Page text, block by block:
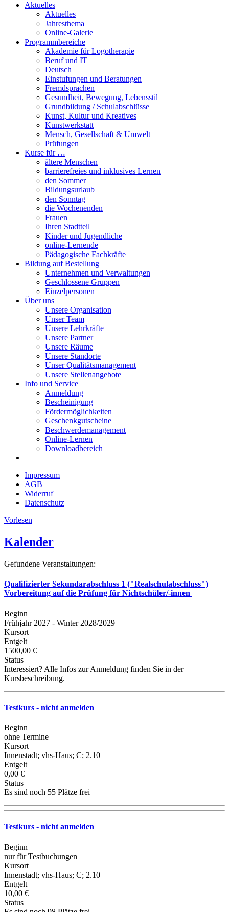
Aktuelles
Aktuelles
Jahresthema
Online-Galerie
Programmbereiche
Akademie für Logotherapie
Beruf und IT
Deutsch
Einstufungen und Beratungen
Fremdsprachen
Gesundheit, Bewegung, Lebensstil
Grundbildung / Schulabschlüsse
Kunst, Kultur und Kreatives
Kunstwerkstatt
Mensch, Gesellschaft & Umwelt
Prüfungen
Kurse für …
ältere Menschen
barrierefreies und inklusives Lernen
den Sommer
Bildungsurlaub
den Sonntag
die Wochenenden
Frauen
Ihren Stadtteil
Kinder und Jugendliche
online-Lernende
Pädagogische Fachkräfte
Bildung auf Bestellung
Unternehmen und Verwaltungen
Geschlossene Gruppen
Einzelpersonen
Über uns
Unsere Organisation
Unser Team
Unsere Lehrkräfte
Unsere Partner
Unsere Räume
Unsere Standorte
Unser Qualitätsmanagement
Unsere Stellenangebote
Info und Service
Anmeldung
Bescheinigung
Fördermöglichkeiten
Geschenkgutscheine
Beschwerdemanagement
Online-Lernen
Downloadbereich
Impressum
AGB
Widerruf
Datenschutz
Vorlesen
Kalender
Gefundene Veranstaltungen:
Qualifizierter Sekundarabschluss 1 ("Realschulabschluss")
Vorbereitung auf die Prüfung für Nichtschüler/-innen
Beginn
Frühjahr 2027 - Winter 2028/2029
Kursort
Entgelt
1500,00 €
Status
Interessiert? Alle Infos zur Anmeldung finden Sie in der
Kursbeschreibung.
Testkurs - nicht anmelden
Beginn
ohne Termine
Kursort
Innenstadt; vhs-Haus; C; 2.10
Entgelt
0,00 €
Status
Es sind noch 55 Plätze frei
Testkurs - nicht anmelden
Beginn
nur für Testbuchungen
Kursort
Innenstadt; vhs-Haus; C; 2.10
Entgelt
10,00 €
Status